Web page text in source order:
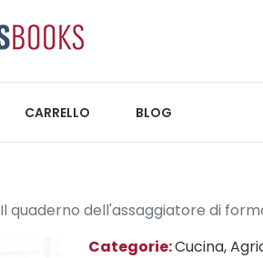
CARRELLO BLOG
Il quaderno dell'assaggiatore di
Categorie:Cucina,